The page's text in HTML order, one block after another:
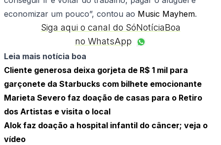
economizar um pouco”, contou ao Music Mayhem.
Siga aqui o canal do SóNotíciaBoa
no WhatsApp
Leia mais notícia boa
Cliente generosa deixa gorjeta de R$ 1 mil para
garçonete da Starbucks com bilhete emocionante
Marieta Severo faz doação de casas para o Retiro
dos Artistas e visita o local
Alok faz doação a hospital infantil do câncer; veja o
vídeo